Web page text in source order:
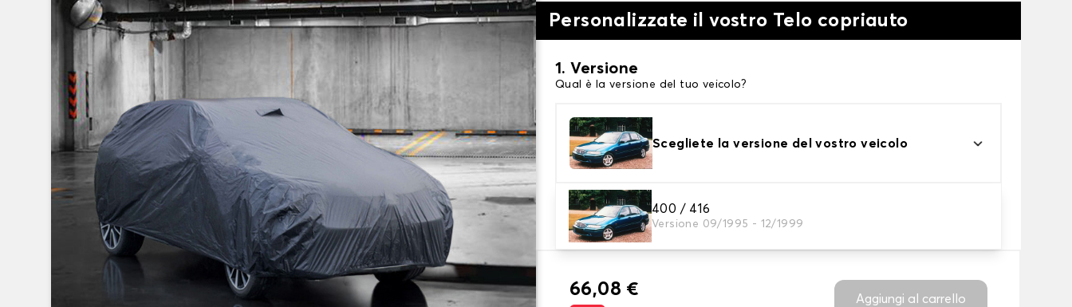
Personalizzate il vostro Telo copriauto
1. Versione
Qual è la versione del tuo veicolo?
Scegliete la versione del vostro veicolo
400 / 416
Versione 09/1995 - 12/1999
2. Livello di protezione
Scegli il telo protettivo adatto alle tue esigenze
66,08 € Aggiungi al carrello